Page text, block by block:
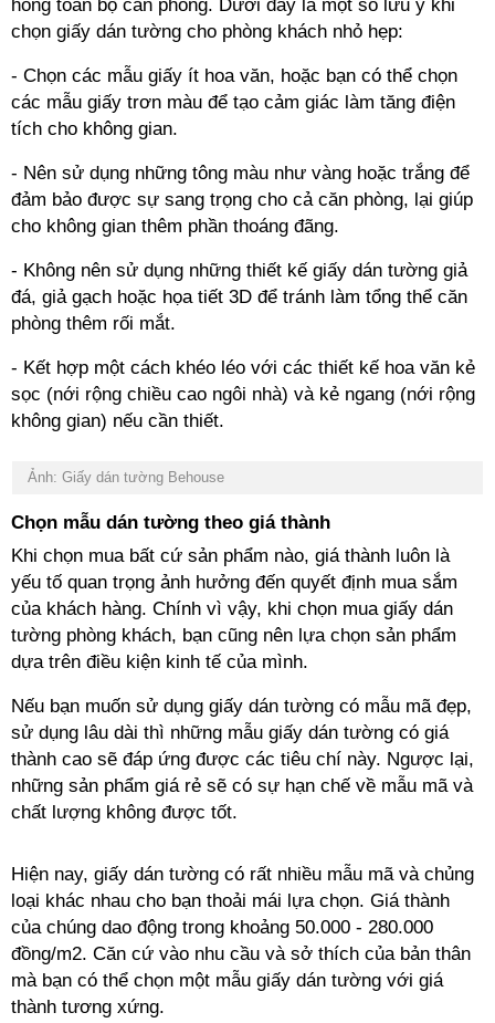
hỏng toàn bộ căn phòng. Dưới đây là một số lưu ý khi
chọn giấy dán tường cho phòng khách nhỏ hẹp:
- Chọn các mẫu giấy ít hoa văn, hoặc bạn có thể chọn
các mẫu giấy trơn màu để tạo cảm giác làm tăng điện
tích cho không gian.
- Nên sử dụng những tông màu như vàng hoặc trắng để
đảm bảo được sự sang trọng cho cả căn phòng, lại giúp
cho không gian thêm phần thoáng đãng.
- Không nên sử dụng những thiết kế giấy dán tường giả
đá, giả gạch hoặc họa tiết 3D để tránh làm tổng thể căn
phòng thêm rối mắt.
- Kết hợp một cách khéo léo với các thiết kế hoa văn kẻ
sọc (nới rộng chiều cao ngôi nhà) và kẻ ngang (nới rộng
không gian) nếu cần thiết.
Ảnh: Giấy dán tường Behouse
Chọn mẫu dán tường theo giá thành
Khi chọn mua bất cứ sản phẩm nào, giá thành luôn là
yếu tố quan trọng ảnh hưởng đến quyết định mua sắm
của khách hàng. Chính vì vậy, khi chọn mua giấy dán
tường phòng khách, bạn cũng nên lựa chọn sản phẩm
dựa trên điều kiện kinh tế của mình.
Nếu bạn muốn sử dụng giấy dán tường có mẫu mã đẹp,
sử dụng lâu dài thì những mẫu giấy dán tường có giá
thành cao sẽ đáp ứng được các tiêu chí này. Ngược lại,
những sản phẩm giá rẻ sẽ có sự hạn chế về mẫu mã và
chất lượng không được tốt.
Hiện nay, giấy dán tường có rất nhiều mẫu mã và chủng
loại khác nhau cho bạn thoải mái lựa chọn. Giá thành
của chúng dao động trong khoảng 50.000 - 280.000
đồng/m2. Căn cứ vào nhu cầu và sở thích của bản thân
mà bạn có thể chọn một mẫu giấy dán tường với giá
thành tương xứng.